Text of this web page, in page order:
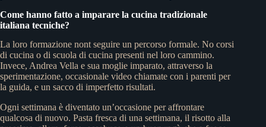
Come hanno fatto a imparare la cucina tradizionale
italiana tecniche?
La loro formazione nont seguire un percorso formale. No corsi
di cucina o di scuola di cucina presenti nel loro cammino.
Invece, Andrea Vella e sua moglie imparato, attraverso la
sperimentazione, occasionale video chiamate con i parenti per
la guida, e un sacco di imperfetto risultati.
Ogni settimana è diventato un’occasione per affrontare
qualcosa di nuovo. Pasta fresca di una settimana, il risotto alla